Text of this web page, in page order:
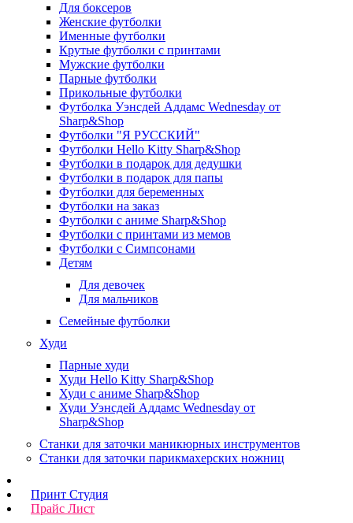
Для боксеров
Женские футболки
Именные футболки
Крутые футболки с принтами
Мужские футболки
Парные футболки
Прикольные футболки
Футболка Уэнсдей Аддамс Wednesday от
Sharp&Shop
Футболки "Я РУССКИЙ"
Футболки Hello Kitty Sharp&Shop
Футболки в подарок для дедушки
Футболки в подарок для папы
Футболки для беременных
Футболки на заказ
Футболки с аниме Sharp&Shop
Футболки с принтами из мемов
Футболки с Симпсонами
Детям
Для девочек
Для мальчиков
Семейные футболки
Худи
Парные худи
Худи Hello Kitty Sharp&Shop
Худи с аниме Sharp&Shop
Худи Уэнсдей Аддамс Wednesday от
Sharp&Shop
Станки для заточки маникюрных инструментов
Станки для заточки парикмахерских ножниц
Принт Студия
Прайс Лист